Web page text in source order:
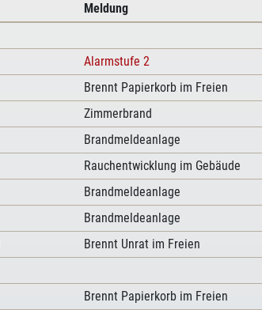
Meldung
Alarmstufe 2
Brennt Papierkorb im Freien
Zimmerbrand
Brandmeldeanlage
Rauchentwicklung im Gebäude
Brandmeldeanlage
Brandmeldeanlage
Brennt Unrat im Freien
Brennt Papierkorb im Freien